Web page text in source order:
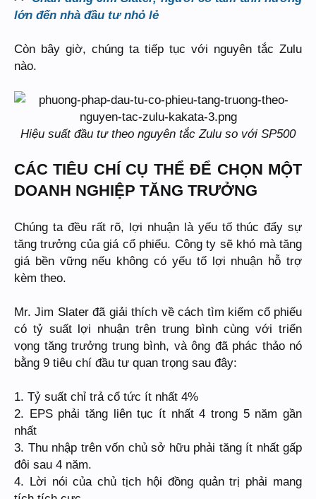
lớn đến nhà đầu tư nhỏ lẻ
Còn bây giờ, chúng ta tiếp tục với nguyên tắc Zulu
nào.
Hiệu suất đầu tư theo nguyên tắc Zulu so với SP500
CÁC TIÊU CHÍ CỤ THỂ ĐỂ CHỌN MỘT
DOANH NGHIỆP TĂNG TRƯỞNG
Chúng ta đều rất rõ, lợi nhuận là yếu tố thúc đẩy sự
tăng trưởng của giá cổ phiếu. Công ty sẽ khó mà tăng
giá bền vững nếu không có yếu tố lợi nhuận hỗ trợ
kèm theo.
Mr. Jim Slater đã giải thích về cách tìm kiếm cổ phiếu
có tỷ suất lợi nhuận trên trung bình cùng với triển
vọng tăng trưởng trung bình, và ông đã phác thảo nó
bằng 9 tiêu chí đầu tư quan trọng sau đây:
1. Tỷ suất chỉ trả cổ tức ít nhất 4%
2. EPS phải tăng liên tục ít nhất 4 trong 5 năm gần
nhất
3. Thu nhập trên vốn chủ sở hữu phải tăng ít nhất gấp
đôi sau 4 năm.
4. Lời nói của chủ tịch hội đồng quản trị phải mang